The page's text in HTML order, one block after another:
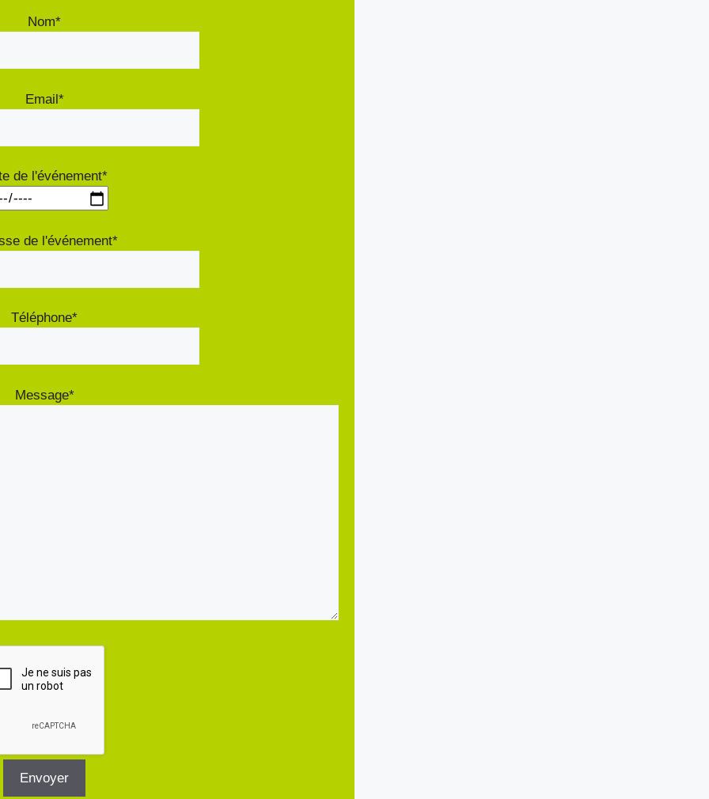
Nom*
Email*
de l'événement*
de l'événement*
Téléphone*
Message*